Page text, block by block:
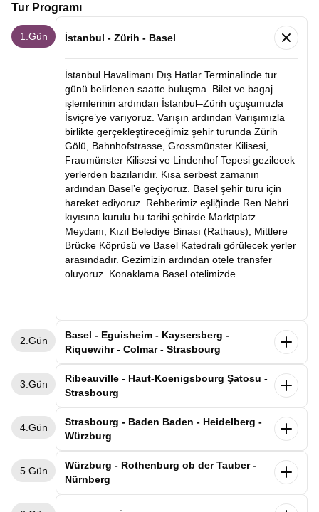
Tur Programı
1.Gün İstanbul - Zürih - Basel
İstanbul Havalimanı Dış Hatlar Terminalinde tur
günü belirlenen saatte buluşma. Bilet ve bagaj
işlemlerinin ardından İstanbul–Zürih uçuşumuzla
İsviçre’ye varıyoruz. Varışın ardından Varışımızla
birlikte gerçekleştireceğimiz şehir turunda Zürih
Gölü, Bahnhofstrasse, Grossmünster Kilisesi,
Fraumünster Kilisesi ve Lindenhof Tepesi gezilecek
yerlerden bazılarıdır. Kısa serbest zamanın
ardından Basel’e geçiyoruz. Basel şehir turu için
hareket ediyoruz. Rehberimiz eşliğinde Ren Nehri
kıyısına kurulu bu tarihi şehirde Marktplatz
Meydanı, Kızıl Belediye Binası (Rathaus), Mittlere
Brücke Köprüsü ve Basel Katedrali görülecek yerler
arasındadır. Gezimizin ardından otele transfer
oluyoruz. Konaklama Basel otelimizde.
2.Gün
Basel - Eguisheim - Kaysersberg -
Riquewihr - Colmar - Strasbourg
Dünyaca ünlü şarap yolunun en güzel kasabalarını
geziyoruz. Alsas-Loren bölgesinde leyleklerin en
geziyoruz. Rengarenk evlerin arasında gezimizi
tamamladıktan “İmparator’un Dağı” anlamına gelen
boyunca uzanan bu eşsiz kasabayı geziyoruz.
Sonrasında şarap mahzenleriyle ünlü Riquewihr
kasabasına geçiyoruz. Üzüm bağlarının kasabanın
3.Gün
Ribeauville - Haut-Koenigsbourg Şatosu -
Strasbourg
kahvaltımızı yaptıktan sonra Strasbourg'daki
otelimizden ayrılarak devam ediyoruz. İlk
incilerinden biri olan Ribeauvillé kasabası. Üzüm
bağlarıyla çevrili bu şirin kasabada, renkli ahşap
4.Gün
Strasbourg - Baden Baden - Heidelberg -
Würzburg
Almanya-Fransa sınırında Kara Ormanın tam
ortasında yer alan Baden-Baden’e geçiyoruz.
5.Gün
Würzburg - Rothenburg ob der Tauber -
Nürnberg